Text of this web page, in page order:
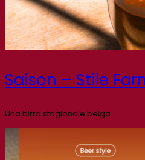
Saison – Stile
Una birra stagionale belga